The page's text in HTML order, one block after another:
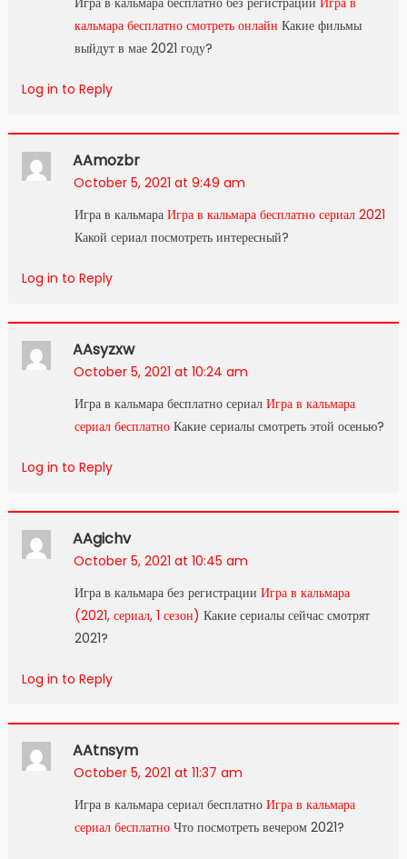
кальмара бесплатно смотреть онлайн Какие фильмы
выйдут в мае 2021 году?
Log in to Reply
AAmozbr
October 5, 2021 at 9:49 am
Игра в кальмара Игра в кальмара бесплатно сериал 2021
Какой сериал посмотреть интересный?
Log in to Reply
AAsyzxw
October 5, 2021 at 10:24 am
Игра в кальмара бесплатно сериал Игра в кальмара
сериал бесплатноКакие сериалы смотреть этой осенью?
Log in to Reply
AAgichv
October 5, 2021 at 10:45 am
Игра в кальмара без регистрации Игра в кальмара
(2021, сериал, 1 сезон) Какие сериалы сейчас смотрят
2021?
Log in to Reply
AAtnsym
October 5, 2021 at 11:37 am
Игра в кальмара сериал бесплатно Игра в кальмара
сериал бесплатноЧто посмотреть вечером 2021?